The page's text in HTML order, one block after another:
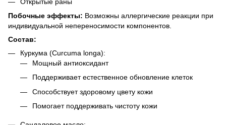
Побочные эффекты: Возможны аллергические реакции при
индивидуальной непереносимости компонентов.
Состав:
Куркума (Curcuma longa):
Мощный антиоксидант
Поддерживает естественное обновление клеток
Способствует здоровому цвету кожи
Помогает поддерживать чистоту кожи